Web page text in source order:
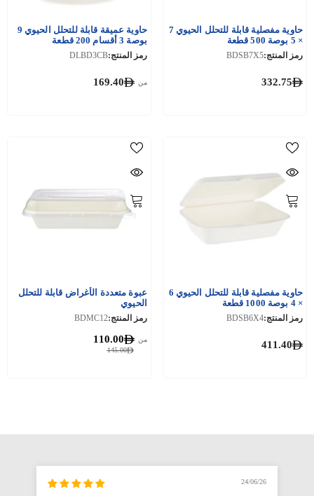
حاوية مفصلية قابلة للتحلل الحيوي 7
× 5 بوصة 500 قطعة
رمز المنتج:BDSB7X5
332.75
حاوية عميقة قابلة للتحلل الحيوي 9
بوصة 3 أقسام 200 قطعة
رمز المنتج:DLBD3CB
من 169.40
حاوية مفصلية قابلة للتحلل الحيوي 6
× 4 بوصة 1000 قطعة
رمز المنتج:BDSB6X4
411.40
عبوة متعددة الأغراض قابلة للتحلل
الحيوي
رمز المنتج:BDMC12
145.00
من 110.00
24/06/26